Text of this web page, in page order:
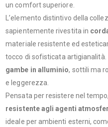
un comfort superiore.
L’elemento distintivo della
sapientemente rivestita in
materiale resistente ed
tocco di sofisticata
gambe in alluminio, sottili ma
e leggerezza.
Pensata per resistere nel
resistente agli agenti
ideale per ambienti esterni,